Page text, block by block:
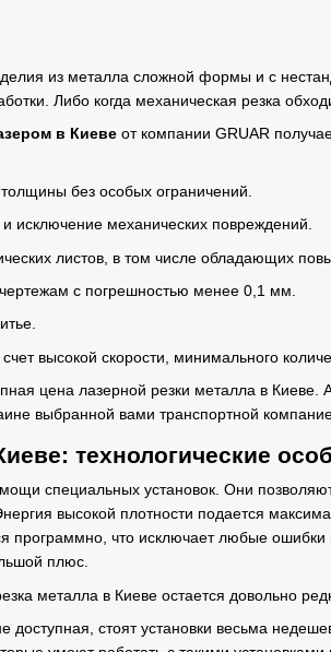
из металла сложной формы и с
Либо когда механическая резка
в Киеве от компании GRUAR
без особых ограничений.
исключение механических повреждений.
листов, в том числе обладающих
с погрешностью менее 0,1 мм.
высокой скорости, минимального
цена лазерной резки металла в
выбранной вами транспортной
технологические
специальных установок. Они
высокой плотности подается
программно, что исключает любые
плюс.
металла в Киеве остается довольно
доступная, стоят установки весьма